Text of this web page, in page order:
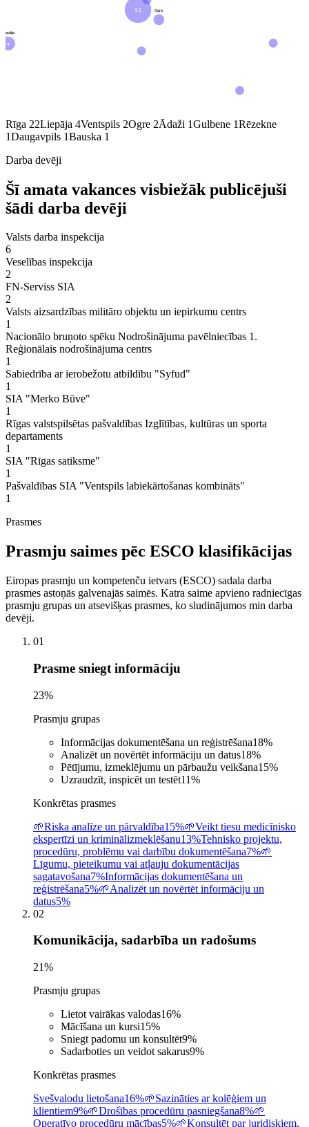
Ogre
4
Liepāja
22
Rīga 22Liepāja 4Ventspils 2Ogre 2Ādaži 1Gulbene 1Rēzekne
1Daugavpils 1Bauska 1
Darba devēji
Šī amata vakances visbiežāk publicējuši
šādi darba devēji
Valsts darba inspekcija
6
Veselības inspekcija
2
FN-Serviss SIA
2
Valsts aizsardzības militāro objektu un iepirkumu centrs
1
Nacionālo bruņoto spēku Nodrošinājuma pavēlniecības 1.
Reģionālais nodrošinājuma centrs
1
Sabiedrība ar ierobežotu atbildību "Syfud"
1
SIA "Merko Būve"
1
Rīgas valstspilsētas pašvaldības Izglītības, kultūras un sporta
departaments
1
SIA "Rīgas satiksme"
1
Pašvaldības SIA "Ventspils labiekārtošanas kombināts"
1
Prasmes
Prasmju saimes pēc ESCO klasifikācijas
Eiropas prasmju un kompetenču ietvars (ESCO) sadala darba
prasmes astoņās galvenajās saimēs. Katra saime apvieno radniecīgas
prasmju grupas un atsevišķas prasmes, ko sludinājumos min darba
devēji.
01
Prasme sniegt informāciju
23%
Prasmju grupas
Informācijas dokumentēšana un reģistrēšana18%
Analizēt un novērtēt informāciju un datus18%
Pētījumu, izmeklējumu un pārbaužu veikšana15%
Uzraudzīt, inspicēt un testēt11%
Konkrētas prasmes
🌱Riska analīze un pārvaldība15%🌱Veikt tiesu medicīnisko
ekspertīzi un kriminālizmeklēšanu13%Tehnisko projektu,
procedūru, problēmu vai darbību dokumentēšana7%🌱
Līgumu, pieteikumu vai atļauju dokumentācijas
sagatavošana7%Informācijas dokumentēšana un
reģistrēšana5%🌱Analizēt un novērtēt informāciju un
datus5%
02
Komunikācija, sadarbība un radošums
21%
Prasmju grupas
Lietot vairākas valodas16%
Mācīšana un kursi15%
Sniegt padomu un konsultēt9%
Sadarboties un veidot sakarus9%
Konkrētas prasmes
Svešvalodu lietošana16%🌱Sazināties ar kolēģiem un
klientiem9%🌱Drošības procedūru pasniegšana8%🌱
Operatīvo procedūru mācības5%🌱Konsultēt par juridiskiem,